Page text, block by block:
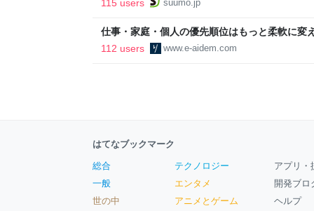
115 users suumo.jp
仕事・家庭・個人の優先順位はもっと柔軟に変
後の自分に伝えたいこと - りっすん by イーア
112 users www.e-aidem.com
はてなブックマーク
総合
一般
世の中
テクノロジー
エンタメ
アニメとゲーム
アプリ・
開発ブロ
ヘルプ